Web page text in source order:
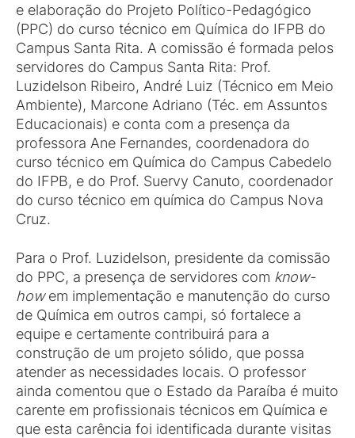
e elaboração do Projeto Político-Pedagógico
(PPC) do curso técnico em Química do IFPB do
Campus Santa Rita. A comissão é formada pelos
servidores do Campus Santa Rita: Prof.
Luzidelson Ribeiro, André Luiz (Técnico em Meio
Ambiente), Marcone Adriano (Téc. em Assuntos
Educacionais) e conta com a presença da
professora Ane Fernandes, coordenadora do
curso técnico em Química do Campus Cabedelo
do IFPB, e do Prof. Suervy Canuto, coordenador
do curso técnico em química do Campus Nova
Cruz.
Para o Prof. Luzidelson, presidente da comissão
do PPC, a presença de servidores com know-
howem implementação e manutenção do curso
de Química em outros campi, só fortalece a
equipe e certamente contribuirá para a
construção de um projeto sólido, que possa
atender as necessidades locais. O professor
ainda comentou que o Estado da Paraíba é muito
carente em profissionais técnicos em Química e
que esta carência foi identificada durante visitas